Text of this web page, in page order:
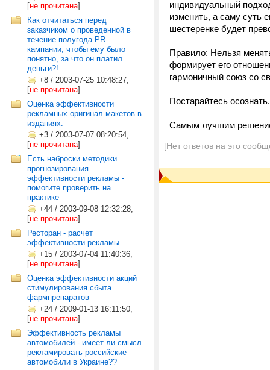
[не прочитана]
Как отчитаться перед
заказчиком о проведенной в
течение полугода PR-
кампании, чтобы ему было
понятно, за что он платил
деньги?!
+8 / 2003-07-25 10:48:27,
[не прочитана]
Оценка эффективности
рекламных оригинал-макетов в
изданиях.
+3 / 2003-07-07 08:20:54,
[не прочитана]
Есть наброски методики
прогнозирования
эффективности рекламы -
помогите проверить на
практике
+44 / 2003-09-08 12:32:28,
[не прочитана]
Ресторан - расчет
эффективности рекламы
+15 / 2003-07-04 11:40:36,
[не прочитана]
Оценка эффективности акций
стимулирования сбыта
фармпрепаратов
+24 / 2009-01-13 16:11:50,
[не прочитана]
Эффективность рекламы
автомобилей - имеет ли смысл
рекламировать российские
автомобили в Украине??
индивидуальный
изменить, а саму суть
шестеренке будет
Правило: Нельзя
формирует его
гармоничный союз со
Постарайтесь
Самым лучшим
[Нет ответов на это